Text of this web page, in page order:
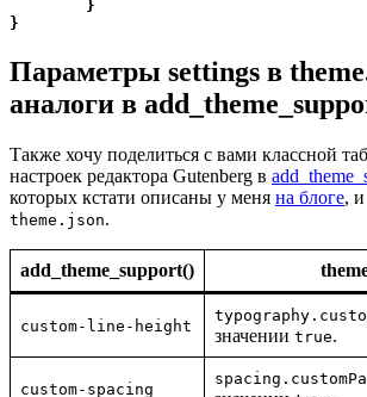
}
}
Параметры settings в
аналоги в
Также хочу поделиться с вами классной
настроек редактора Gutenberg в
которых кстати описаны у меня на блоге,
theme.json.
add_theme_support()
custom-line-height
значении true.
custom-spacing